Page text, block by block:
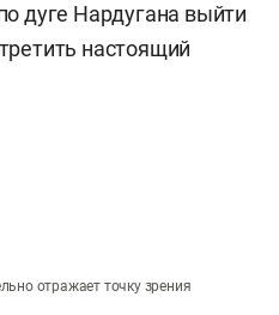
дуге Нардугана выйти
настоящий
отражает точку зрения